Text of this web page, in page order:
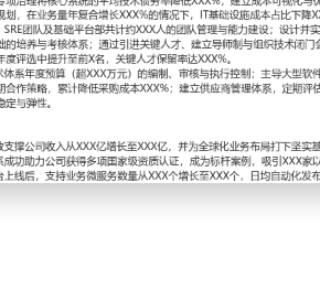
径；将战略分解为年度实施路线图，并建立
长同频，技术战略对业务的支持满意度达
构建符合等保三级与ISO27001标准的全域运
据安全与隐私保护；设计并推行覆盖需求、
运维管理规范；建立体系内审与持续改进机
过，使公司整体技术风险评级降低X个等级。
动公司下一代技术平台——云原生数字基座的
台承载公司XXX%的核心业务，资源交付效